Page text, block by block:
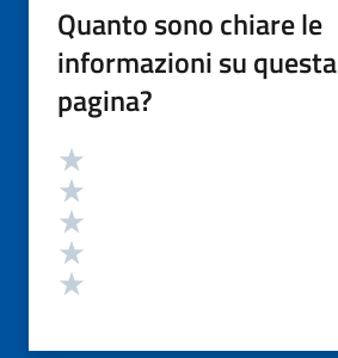
Quanto sono chiare le
informazioni su questa
pagina?
Valutazione